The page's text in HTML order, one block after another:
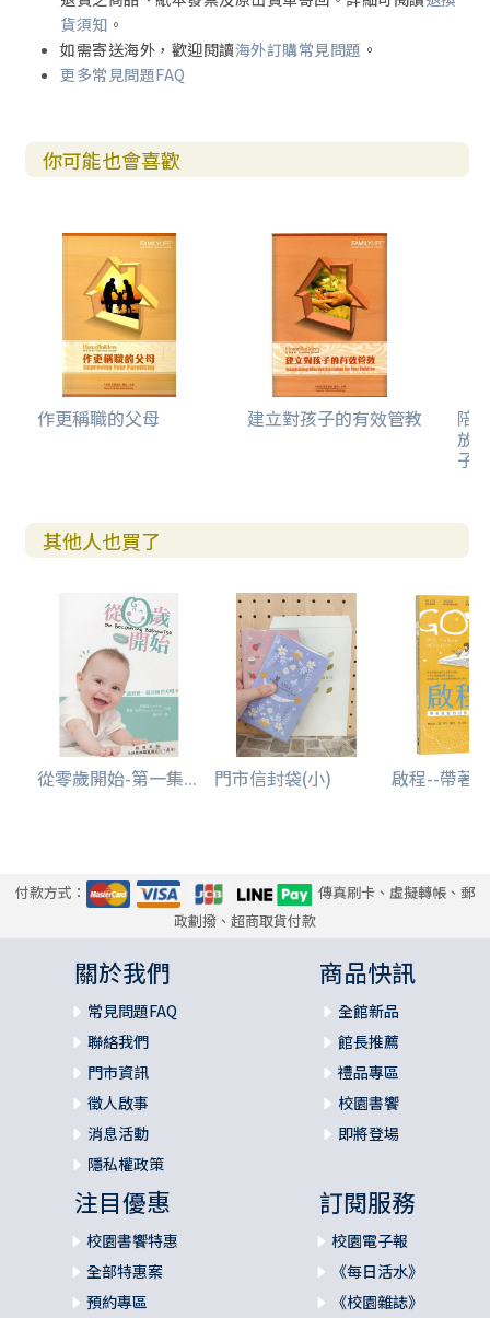
貨須知 。
如需寄送海外，歡迎閱讀海外訂購常見問題 。
更多常見問題FAQ
你可能也會喜歡
作更稱職的父母 建立對孩子的有效管教 陪
放
子
其他人也買了
從零歲開始-第一集... 門市信封袋(小) 啟程--帶著
付款方式：
傳真刷卡、虛擬轉帳、郵
政劃撥、超商取貨付款
關於我們
常見問題FAQ
聯絡我們
門市資訊
徵人啟事
消息活動
隱私權政策
商品快訊
全館新品
館長推薦
禮品專區
校園書饗
即將登場
注目優惠
校園書饗特惠
全部特惠案
預約專區
訂閱服務
校園電子報
《每日活水》
《校園雜誌》